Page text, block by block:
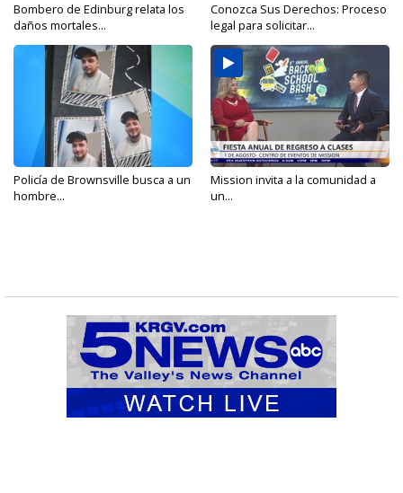
Bombero de Edinburg relata los
daños mortales...
Conozca Sus Derechos: Proceso
legal para solicitar...
Policía de Brownsville busca a un
hombre...
Mission invita a la comunidad a
un...